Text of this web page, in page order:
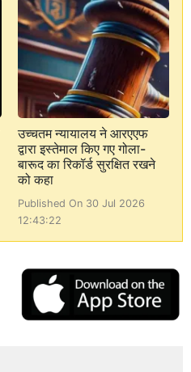
उच्चतम न्यायालय ने आरएएफ
द्वारा इस्तेमाल किए गए गोला-
बारूद का रिकॉर्ड सुरक्षित रखने
को कहा
Published On 30 Jul 2026
12:43:22